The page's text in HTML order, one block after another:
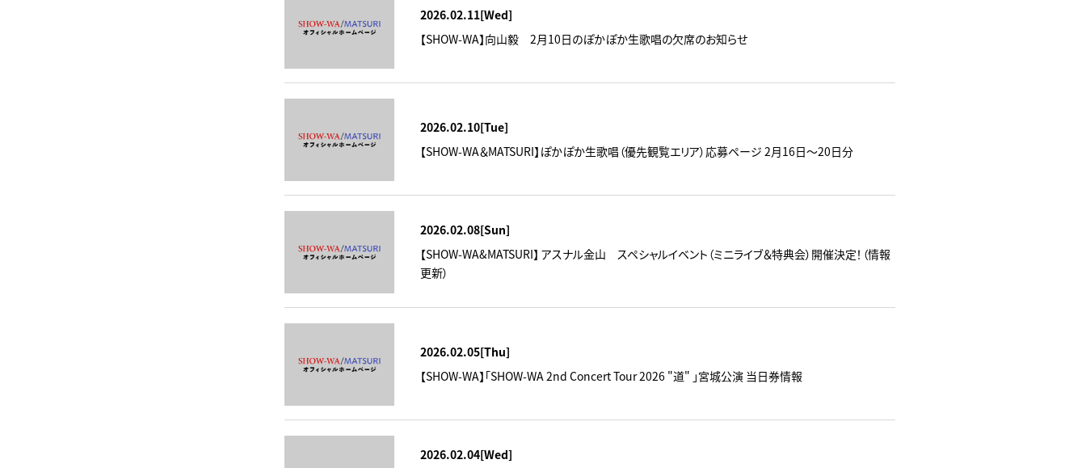
2026.02.11[Wed]
【SHOW-WA】向山毅 2月10日のぽかぽか生歌唱の欠席のお知らせ
2026.02.10[Tue]
【SHOW-WA＆MATSURI】ぽかぽか生歌唱（優先観覧エリア）応募ページ 2月16日～20日分
2026.02.08[Sun]
【SHOW-WA&MATSURI】 アスナル金山 スペシャルイベント（ミニライブ＆特典会）開催決定！（情報
更新）
2026.02.05[Thu]
【SHOW-WA】「SHOW-WA 2nd Concert Tour 2026 "道" 」宮城公演 当日券情報
2026.02.04[Wed]